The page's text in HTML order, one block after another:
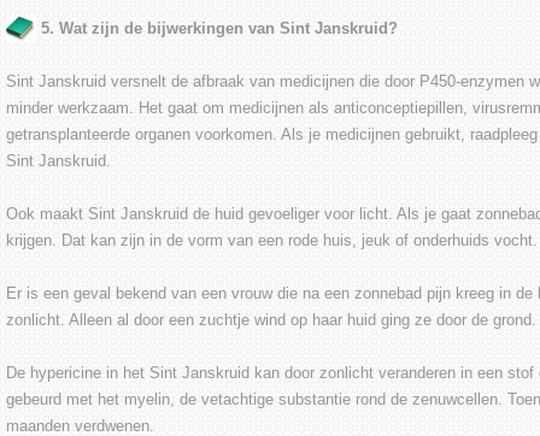
5. Wat zijn de bijwerkingen van Sint Janskruid?
Sint Janskruid versnelt de afbraak van medicijnen die door P450-enzymen
minder werkzaam. Het gaat om medicijnen als anticonceptiepillen,
getransplanteerde organen voorkomen. Als je medicijnen gebruikt,
Sint Janskruid.
Ook maakt Sint Janskruid de huid gevoeliger voor licht. Als je gaat
krijgen. Dat kan zijn in de vorm van een rode huis, jeuk of onderhuids vocht.
Er is een geval bekend van een vrouw die na een zonnebad pijn kreeg in
zonlicht. Alleen al door een zuchtje wind op haar huid ging ze door de grond.
De hypericine in het Sint Janskruid kan door zonlicht veranderen in een
gebeurd met het myelin, de vetachtige substantie rond de zenuwcellen.
maanden verdwenen.